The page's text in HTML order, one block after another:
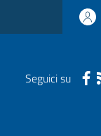
Seguici su